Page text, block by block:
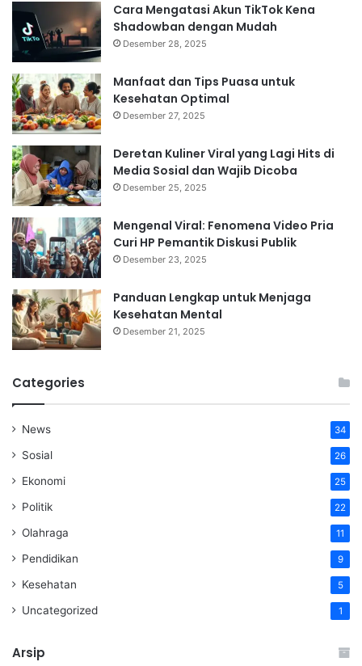
Cara Mengatasi Akun TikTok Kena
Shadowban dengan Mudah
Desember 28, 2025
Manfaat dan Tips Puasa untuk
Kesehatan Optimal
Desember 27, 2025
Deretan Kuliner Viral yang Lagi Hits di
Media Sosial dan Wajib Dicoba
Desember 25, 2025
Mengenal Viral: Fenomena Video Pria
Curi HP Pemantik Diskusi Publik
Desember 23, 2025
Panduan Lengkap untuk Menjaga
Kesehatan Mental
Desember 21, 2025
Categories
News 34
Sosial 26
Ekonomi 25
Politik 22
Olahraga 11
Pendidikan 9
Kesehatan 5
Uncategorized 1
Arsip